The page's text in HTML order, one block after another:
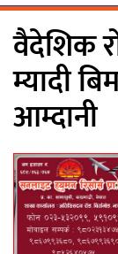
वैदेशिक
म्यादी
आम्दानी